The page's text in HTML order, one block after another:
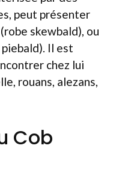
peut présenter
skewbald), ou
Il est
chez lui
rouans, alezans,
Cob